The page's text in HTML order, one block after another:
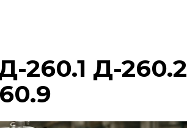
260.1 Д-260.2